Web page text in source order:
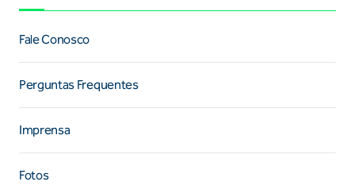
Fale Conosco
Perguntas Frequentes
Imprensa
Fotos